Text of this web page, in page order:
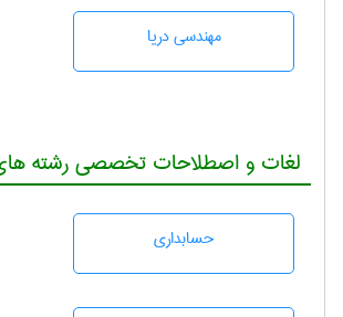
مهندسی دریا
لغات و اصطلاحات تخصصی رشته
حسابداری